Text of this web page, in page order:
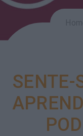
SENTE-